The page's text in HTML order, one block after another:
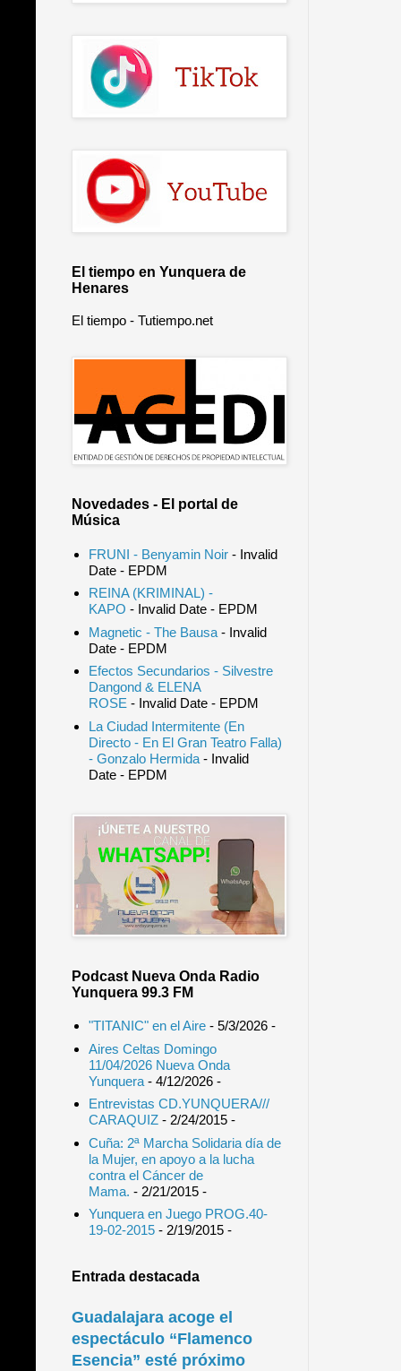
El tiempo en Yunquera de
Henares
El tiempo - Tutiempo.net
Novedades - El portal de
Música
FRUNI - Benyamin Noir- Invalid
Date- EPDM
REINA (KRIMINAL) -
KAPO - Invalid Date- EPDM
Magnetic - The Bausa- Invalid
Date- EPDM
Efectos Secundarios - Silvestre
Dangond & ELENA
ROSE - Invalid Date- EPDM
La Ciudad Intermitente (En
Directo - En El Gran Teatro Falla)
- Gonzalo Hermida- Invalid
Date- EPDM
Podcast Nueva Onda Radio
Yunquera 99.3 FM
"TITANIC" en el Aire- 5/3/2026-
Aires Celtas Domingo
11/04/2026 Nueva Onda
Yunquera- 4/12/2026-
Entrevistas CD.YUNQUERA///
CARAQUIZ- 2/24/2015-
Cuña: 2ª Marcha Solidaria día de
la Mujer, en apoyo a la lucha
contra el Cáncer de
Mama. - 2/21/2015-
Yunquera en Juego PROG.40-
19-02-2015- 2/19/2015-
Entrada destacada
Guadalajara acoge el
espectáculo “Flamenco
Esencia” esté próximo